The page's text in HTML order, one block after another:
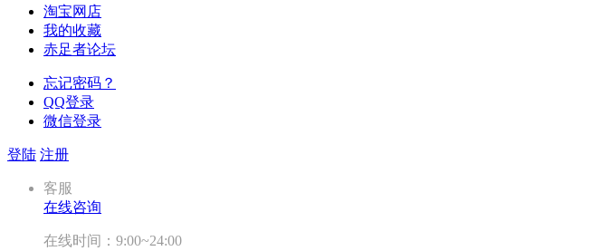
淘宝网店
我的收藏
赤足者论坛
忘记密码？
QQ登录
微信登录
登陆 注册
客服
在线咨询
在线时间：9:00~24:00